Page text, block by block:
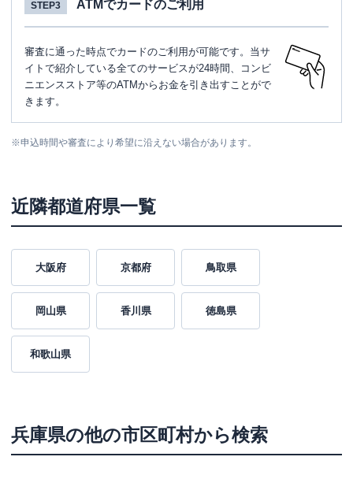
STEP3 ATMでカードのご利用
審査に通った時点でカードのご利用が可能です。当サ
イトで紹介している全てのサービスが24時間、コンビ
ニエンスストア等のATMからお金を引き出すことがで
きます。
※申込時間や審査により希望に沿えない場合があります。
近隣都道府県一覧
大阪府 京都府 鳥取県
岡山県 香川県 徳島県
和歌山県
兵庫県の他の市区町村から検索